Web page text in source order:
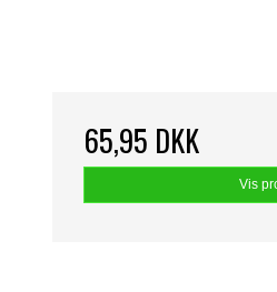
65,95 DKK
Vis